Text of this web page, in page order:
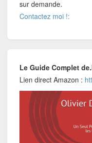
sur demande.
Contactez moi !:
Le Guide Complet
Lien direct Amazon :